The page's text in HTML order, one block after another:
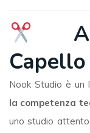
Capello
Nook Studio è un
la competenza
uno studio